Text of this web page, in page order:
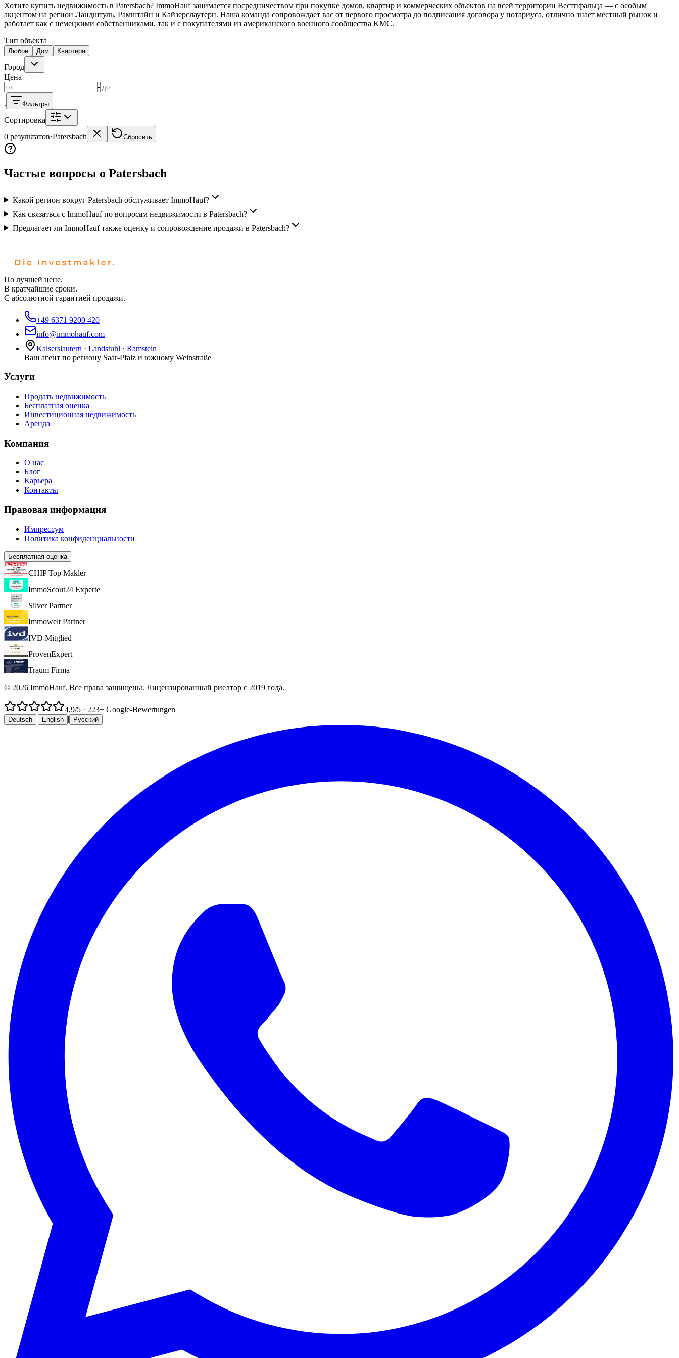
Kaiserslautern
Квартиры KL Landstuhl Дома Landstuhl
Риелторы на месте
Kaiserslautern
Хотите купить недвижимость в Patersbach? ImmoHauf занимается посредничеством при покупке домов, квартир и коммерческих объектов на всей территории Вестпфальца — с особым
акцентом на регион Ландштуль, Рамштайн и Кайзерслаутерн. Наша команда сопровождает вас от первого просмотра до подписания договора у нотариуса, отлично знает местный рынок и
работает как с немецкими собственниками, так и с покупателями из американского военного сообщества KMC.
Тип объекта
Любое Дом Квартира
Город
Цена
-
.
Фильтры
Сортировка
0 результатов·Patersbach Сбросить
Частые вопросы о Patersbach
Какой регион вокруг Patersbach обслуживает ImmoHauf?
Как связаться с ImmoHauf по вопросам недвижимости в Patersbach?
Предлагает ли ImmoHauf также оценку и сопровождение продажи в Patersbach?
По лучшей цене.
В кратчайшие сроки.
С абсолютной гарантией продажи.
+49 6371 9200 420
info@immohauf.com
Kaiserslautern · Landstuhl · Ramstein
Ваш агент по региону Saar-Pfalz и южному Weinstraße
Услуги
Продать недвижимость
Бесплатная оценка
Инвестиционная недвижимость
Аренда
Компания
О нас
Блог
Карьера
Контакты
Правовая информация
Импрессум
Политика конфиденциальности
Бесплатная оценка
CHIP Top Makler
ImmoScout24 Experte
Silver Partner
Immowelt Partner
IVD Mitglied
ProvenExpert
Traum Firma
© 2026 ImmoHauf. Все права защищены. Лицензированный риелтор с 2019 года.
4,9/5 · 223+ Google-Bewertungen
Deutsch | English | Русский